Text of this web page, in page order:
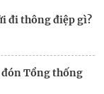
đi thông điệp gì?
Tổng thống